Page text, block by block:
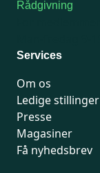
Rådgivning
Services
Om os
Ledige stillinger
Presse
Magasiner
Få nyhedsbrev